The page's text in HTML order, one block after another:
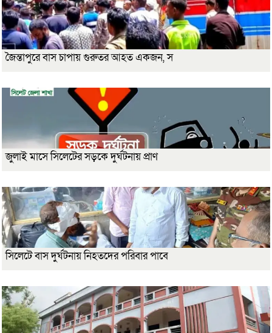
জৈন্তাপুরে বাস চাপায় গুরুতর আহত একজন, স
জুলাই মাসে সিলেটের সড়কে দুর্ঘটনায় প্রাণ
সিলেটে বাস দুর্ঘটনায় নিহতদের পরিবার পাবে